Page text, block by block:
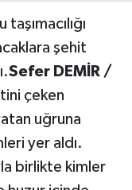
şehit
Sefer DEMİR /
çeken
uğruna
yer aldı.
birlikte kimler